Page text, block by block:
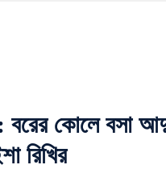
কোলে বসা
রিখির